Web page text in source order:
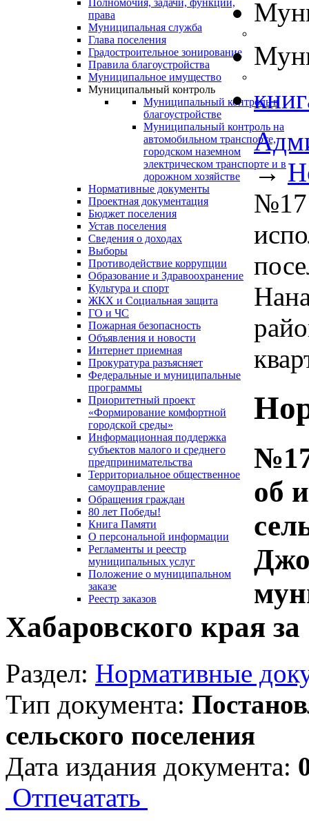
Полномочия, задачи, функции,
права
Муниципальная служба
Глава поселения
Градостроительное зонирование
Правила благоустройства
Муниципальное имущество
Муниципальный контроль
Муниципальный контроль в
благоустройстве
Муниципальный контроль на
автомобильном транспорте,
городском наземном
электрическом транспорте и в
дорожном хозяйстве
Нормативные документы
Проектная документация
Бюджет поселения
Устав поселения
Сведения о доходах
Выборы
Противодействие коррупции
Образование и Здравоохранение
Культура и спорт
ЖКХ и Социальная защита
ГО и ЧС
Пожарная безопасность
Объявления и новости
Интернет приемная
Прокуратура разъясняет
Федеральные и муниципальные
программы
Приоритетный проект
«Формирование комфортной
городской среды»
Информационная поддержка
субъектов малого и среднего
предпринимательства
Территориальное общественное
самоуправление
Обращения граждан
80 лет Победы!
Книга Памяти
О персональной информации
Регламенты и реестр
муниципальных услуг
Положение о муниципальном
заказе
Реестр заказов
→
№17
об
Хабаровского края
Раздел: Нормативные
Тип документа:
сельского поселения
Дата издания документа:
Отпечатать